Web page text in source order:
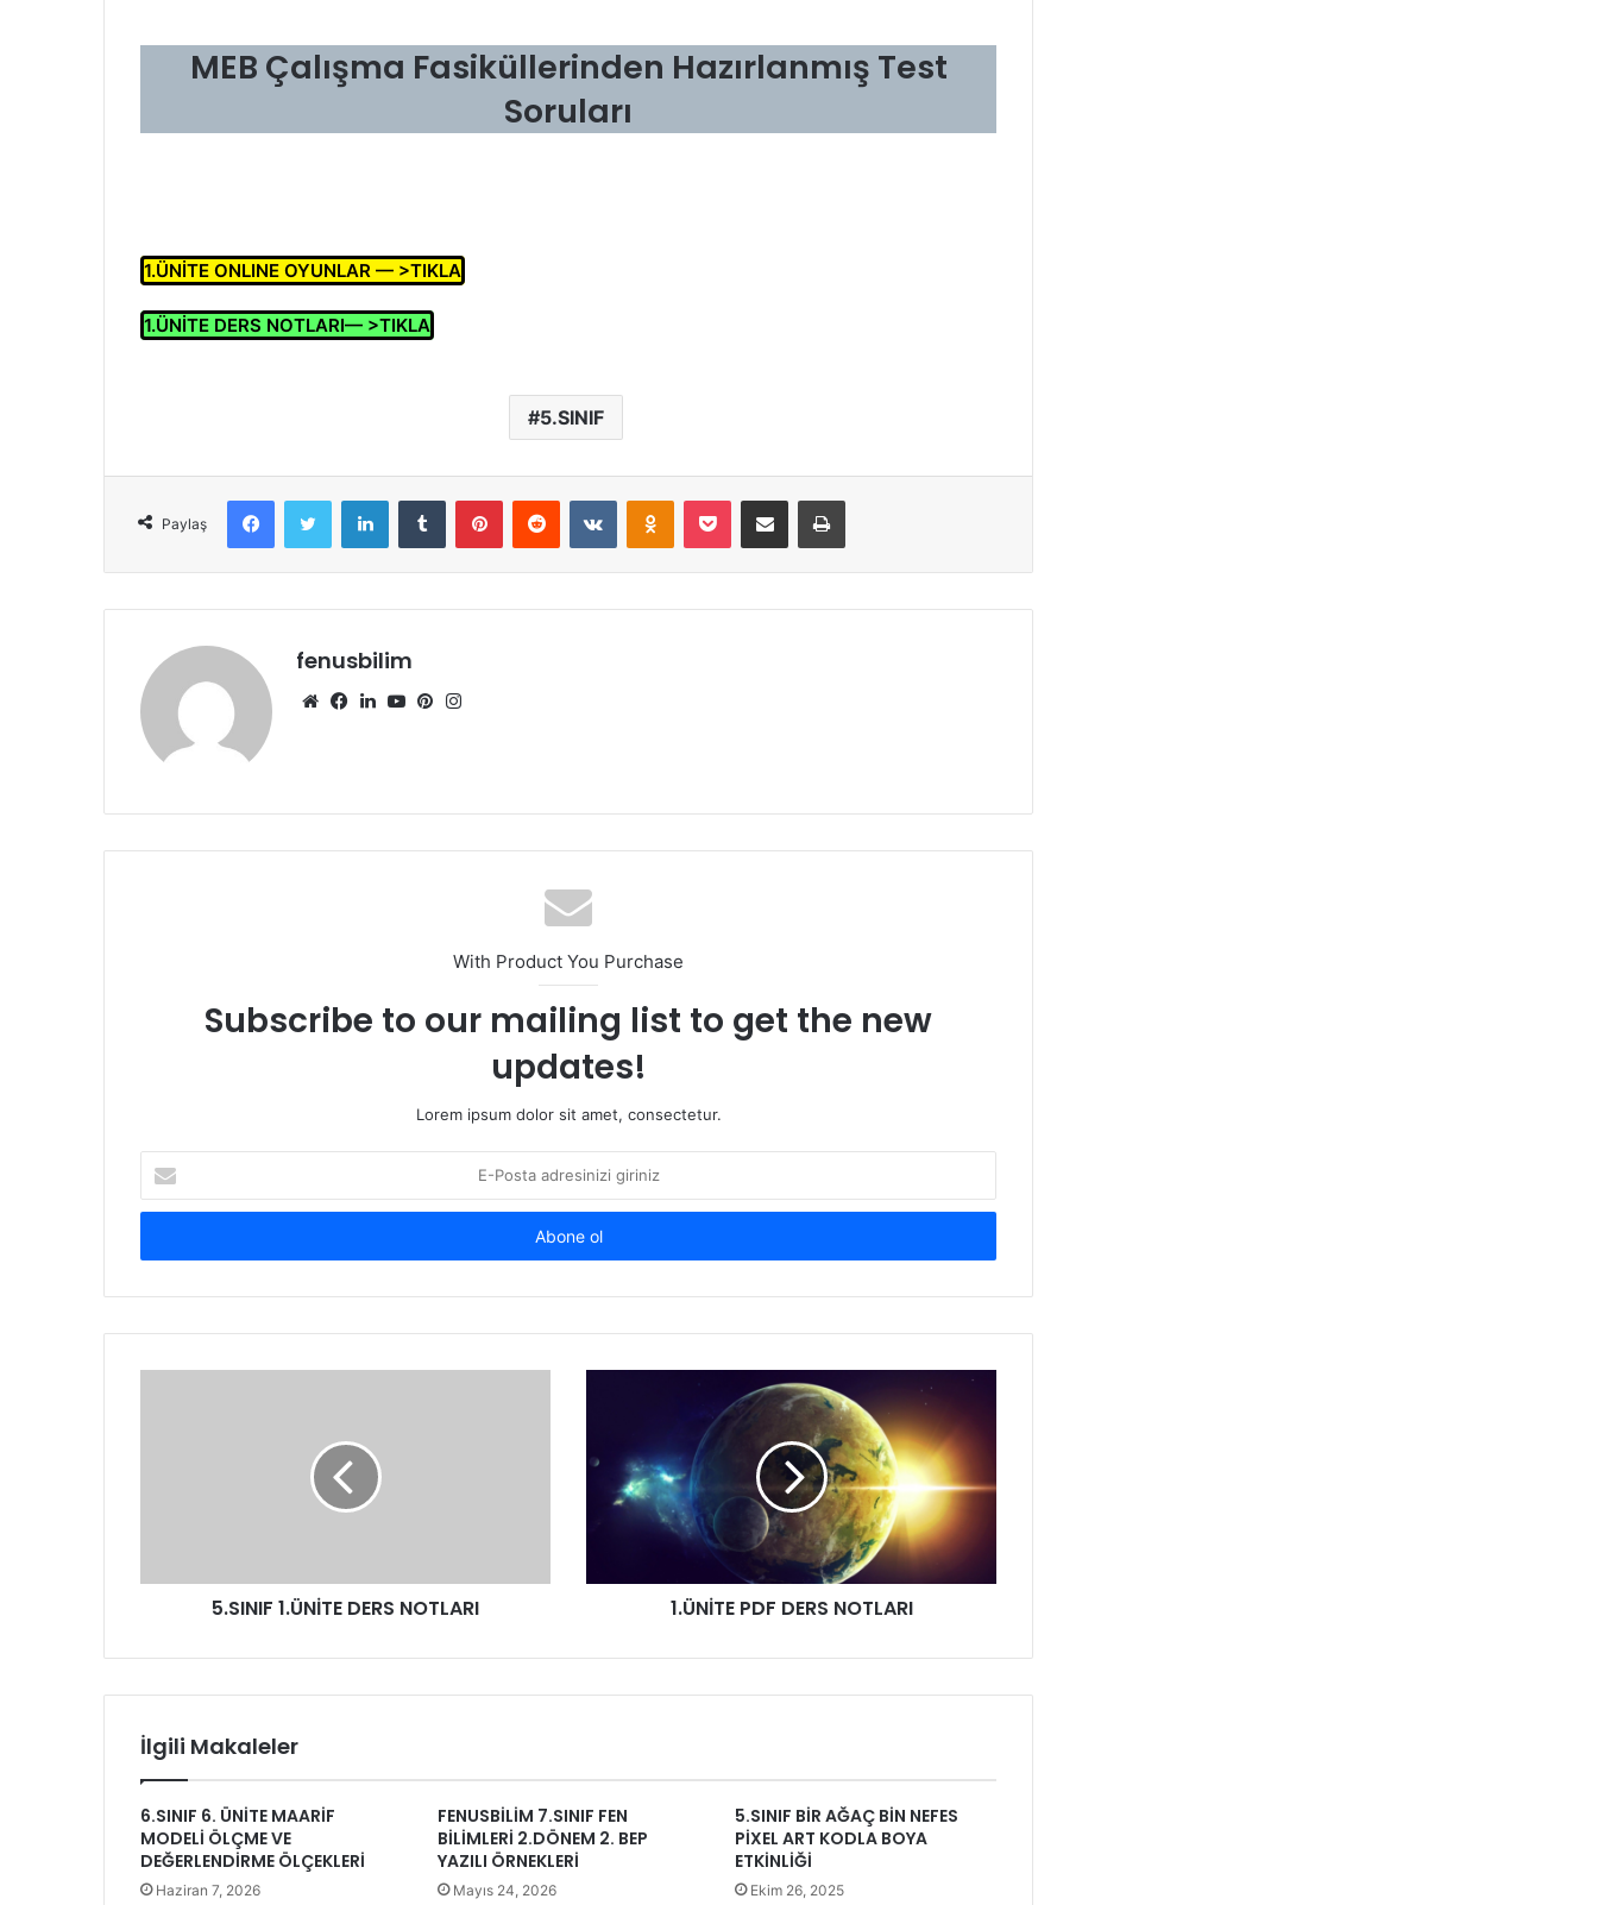
MEB Çalışma Fasiküllerinden Hazırlanmış Test
Soruları
1.ÜNİTE ONLINE OYUNLAR — >TIKLA
1.ÜNİTE DERS NOTLARI— >TIKLA
5.SINIF
Paylaş
FacebookTwitter LinkedInTumblr PinterestReddit VKontakteOdnoklassniki
Pocket E-Posta ile paylaş Yazdır
fenusbilim
Web Facebook
LinkedIn
YouTubePinterest
With Product You Purchase
Subscribe to our mailing list to get the new
updates!
Lorem ipsum dolor sit amet, consectetur.
Posta
adresinizi
5.SINIF 1.ÜNİTE DERS NOTLARI 1.ÜNİTE PDF DERS NOTLARI
İlgili Makaleler
6.SINIF 6. ÜNİTE MAARİF
MODELİ ÖLÇME VE
DEĞERLENDİRME ÖLÇEKLERİ
Haziran 7, 2026
FENUSBİLİM 7.SINIF FEN
BİLİMLERİ 2.DÖNEM 2. BEP
YAZILI ÖRNEKLERİ
Mayıs 24, 2026
5.SINIF BİR AĞAÇ BİN NEFES
PİXEL ART KODLA BOYA
ETKİNLİĞİ
Ekim 26, 2025